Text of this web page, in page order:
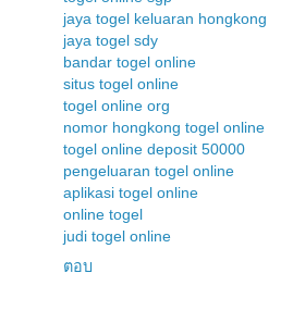
jaya togel keluaran hongkong
jaya togel sdy
bandar togel online
situs togel online
togel online org
nomor hongkong togel online
togel online deposit 50000
pengeluaran togel online
aplikasi togel online
online togel
judi togel online
ตอบ